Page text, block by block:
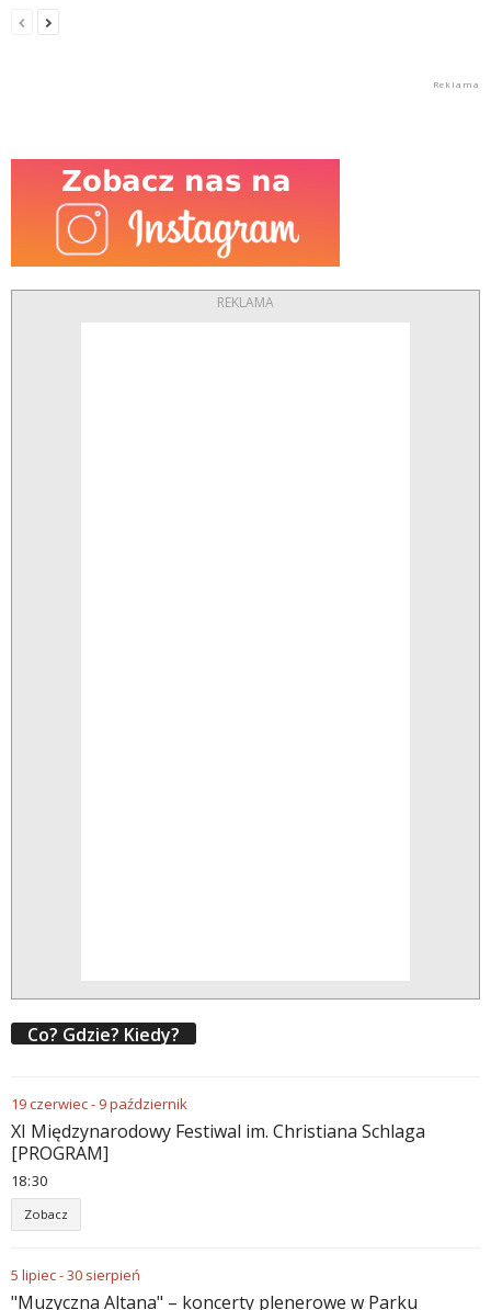
REKLAMA
Co? Gdzie? Kiedy?
19czerwiec- 9październik
XI Międzynarodowy Festiwal im. Christiana Schlaga
[PROGRAM]
18 30
Zobacz
5 lipiec-30 sierpień
"Muzyczna Altana" – koncerty plenerowe w Parku